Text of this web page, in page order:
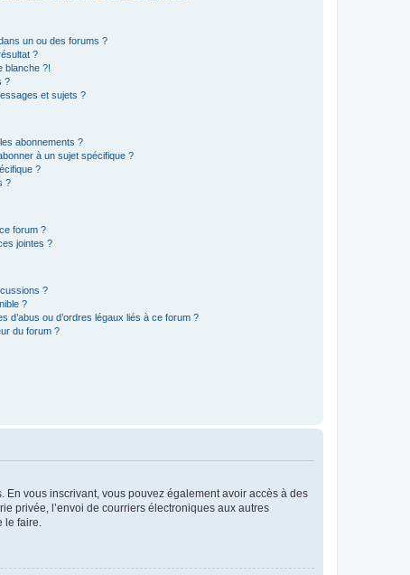
un ou des forums ?
?
blanche ?!
?
et sujets ?
abonnements ?
à un sujet spécifique ?
?
?
forum ?
jointes ?
?
?
d’abus ou d’ordres légaux liés à ce forum ?
du forum ?
vous inscrivant, vous pouvez également avoir accès à des
privée, l’envoi de courriers électroniques aux autres
le faire.